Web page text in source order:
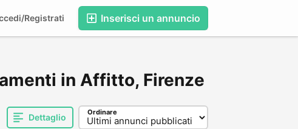
Inserisci un annuncio
Registrati
in Affitto, Firenze
Dettaglio Ordinare